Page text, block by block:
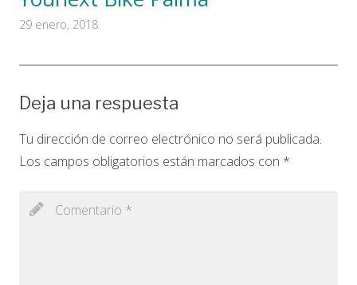
29 enero, 2018
Deja una respuesta
Tu dirección de correo electrónico no será publicada.
Los campos obligatorios están marcados con *